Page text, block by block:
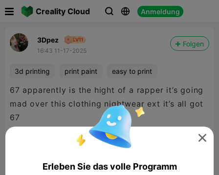
Creality Cloud   Anmeldung
3Dpez
16:43 11-17-2025
Folgen
3d printing print paint easy to print
67 apparently is the hight of a rapper it’s going
mad over this clothing nightwear ext it’s all got
67

Erleben Sie das volle Programm